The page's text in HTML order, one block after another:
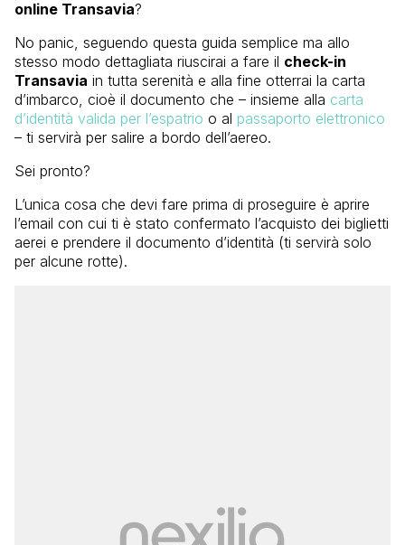
online Transavia?
No panic, seguendo questa guida semplice ma allo
stesso modo dettagliata riuscirai a fare il check-in
Transavia in tutta serenità e alla fine otterrai la carta
d’imbarco, cioè il documento che – insieme alla carta
d’identità valida per l’espatrio o al passaporto elettronico
– ti servirà per salire a bordo dell’aereo.
Sei pronto?
L’unica cosa che devi fare prima di proseguire è aprire
l’email con cui ti è stato confermato l’acquisto dei biglietti
aerei e prendere il documento d’identità (ti servirà solo
per alcune rotte).